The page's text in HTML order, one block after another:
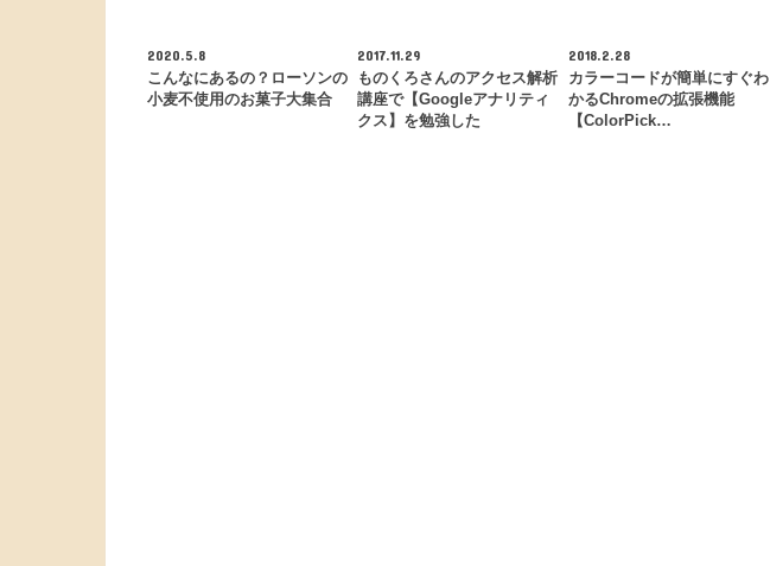
2020.5.8
こんなにあるの？ローソンの
小麦不使用のお菓子大集合
2017.11.29
ものくろさんのアクセス解析
講座で【Googleアナリティ
クス】を勉強した
2018.2.28
カラーコードが簡単にすぐわ
かるChromeの拡張機能
【ColorPick…